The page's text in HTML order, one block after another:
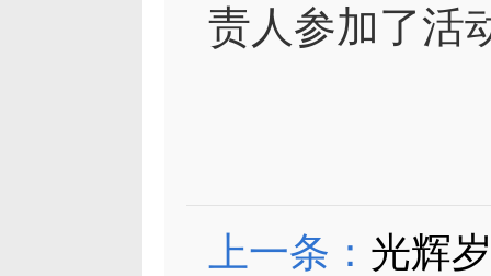
责人参加了活
上一条： 光辉